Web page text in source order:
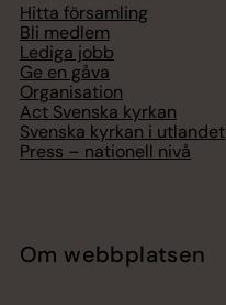
Hitta församling
Bli medlem
Lediga jobb
Ge en gåva
Organisation
Act Svenska kyrkan
Svenska kyrkan i utlandet
Press – nationell nivå
Om webbplatsen